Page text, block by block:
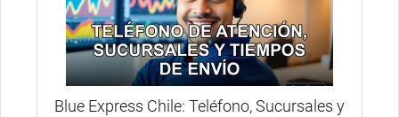
Blue Express Chile: Teléfono, Sucursales y